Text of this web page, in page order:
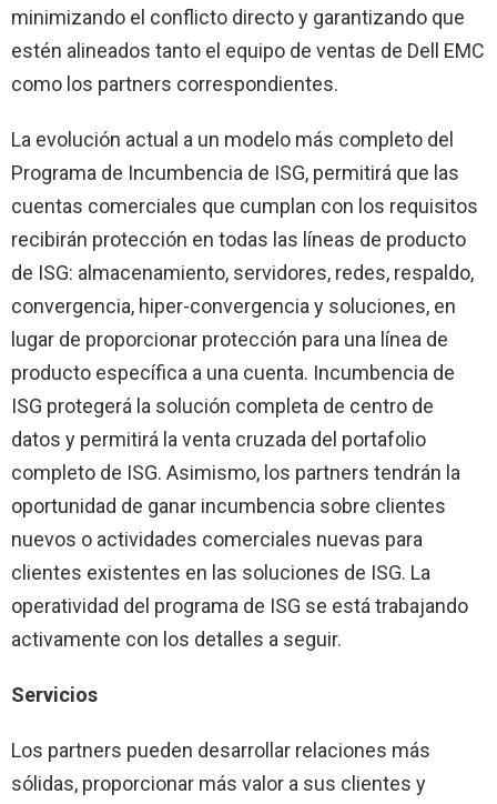
minimizando el conflicto directo y garantizando que
estén alineados tanto el equipo de ventas de Dell EMC
como los partners correspondientes.
La evolución actual a un modelo más completo del
Programa de Incumbencia de ISG, permitirá que las
cuentas comerciales que cumplan con los requisitos
recibirán protección en todas las líneas de producto
de ISG: almacenamiento, servidores, redes, respaldo,
convergencia, hiper-convergencia y soluciones, en
lugar de proporcionar protección para una línea de
producto específica a una cuenta. Incumbencia de
ISG protegerá la solución completa de centro de
datos y permitirá la venta cruzada del portafolio
completo de ISG. Asimismo, los partners tendrán la
oportunidad de ganar incumbencia sobre clientes
nuevos o actividades comerciales nuevas para
clientes existentes en las soluciones de ISG. La
operatividad del programa de ISG se está trabajando
activamente con los detalles a seguir.
Servicios
Los partners pueden desarrollar relaciones más
sólidas, proporcionar más valor a sus clientes y